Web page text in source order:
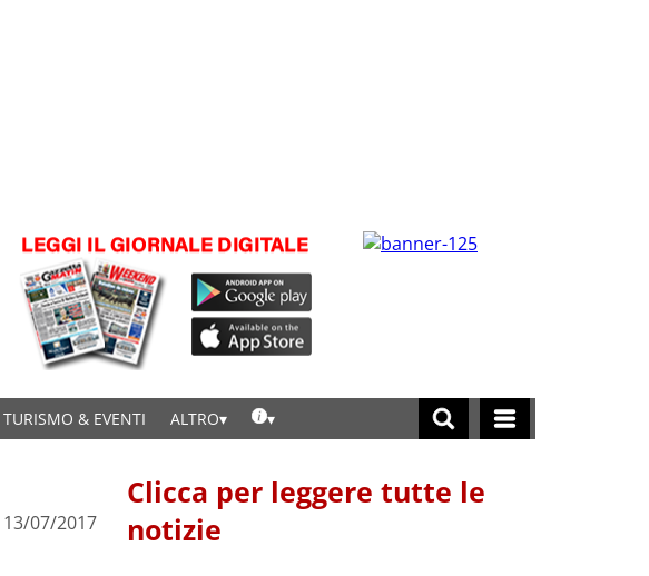
TURISMO & EVENTI ALTRO
13/07/2017
Clicca per leggere tutte le
notizie